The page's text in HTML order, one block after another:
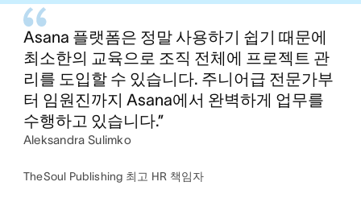
Asana 플랫폼은 정말 사용하기 쉽기 때문에
최소한의 교육으로 조직 전체에 프로젝트 관
리를 도입할 수 있습니다. 주니어급 전문가부
터 임원진까지 Asana에서 완벽하게 업무를
수행하고 있습니다.”
Aleksandra Sulimko
TheSoul Publishing 최고 HR 책임자